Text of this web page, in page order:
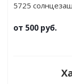
5725
от 500 руб.